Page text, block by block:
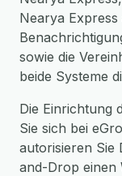
Nearya
sowie die
beide Systeme
Die Einrichtung
Sie sich bei
autorisieren Sie
and-Drop einen